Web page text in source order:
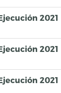
2021
2021
2021